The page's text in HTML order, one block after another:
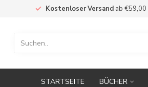
Kostenloser Versand ab €59,00
STARTSEITE BÜCHER